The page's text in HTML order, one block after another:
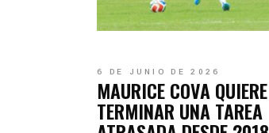
6 DE JUNIO DE 2026
MAURICE COVA QUIERE
TERMINAR UNA TAREA